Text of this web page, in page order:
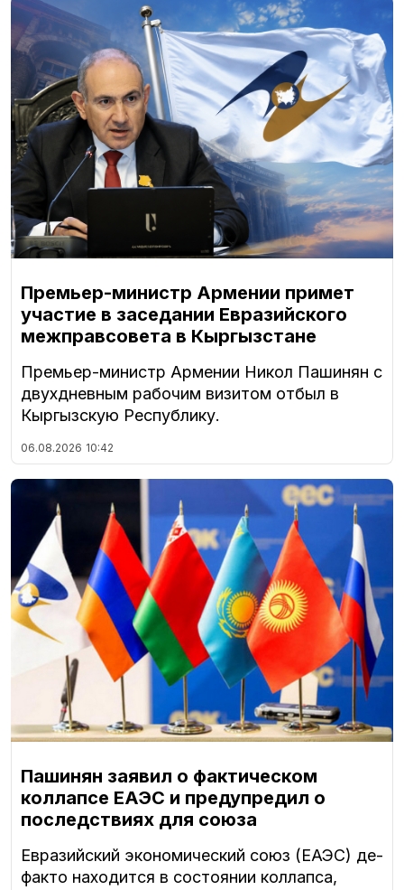
Премьер-министр Армении примет
участие в заседании Евразийского
межправсовета в Кыргызстане
Премьер-министр Армении Никол Пашинян с
двухдневным рабочим визитом отбыл в
Кыргызскую Республику.
06.08.2026 10:42
Пашинян заявил о фактическом
коллапсе ЕАЭС и предупредил о
последствиях для союза
Евразийский экономический союз (ЕАЭС) де-
факто находится в состоянии коллапса,